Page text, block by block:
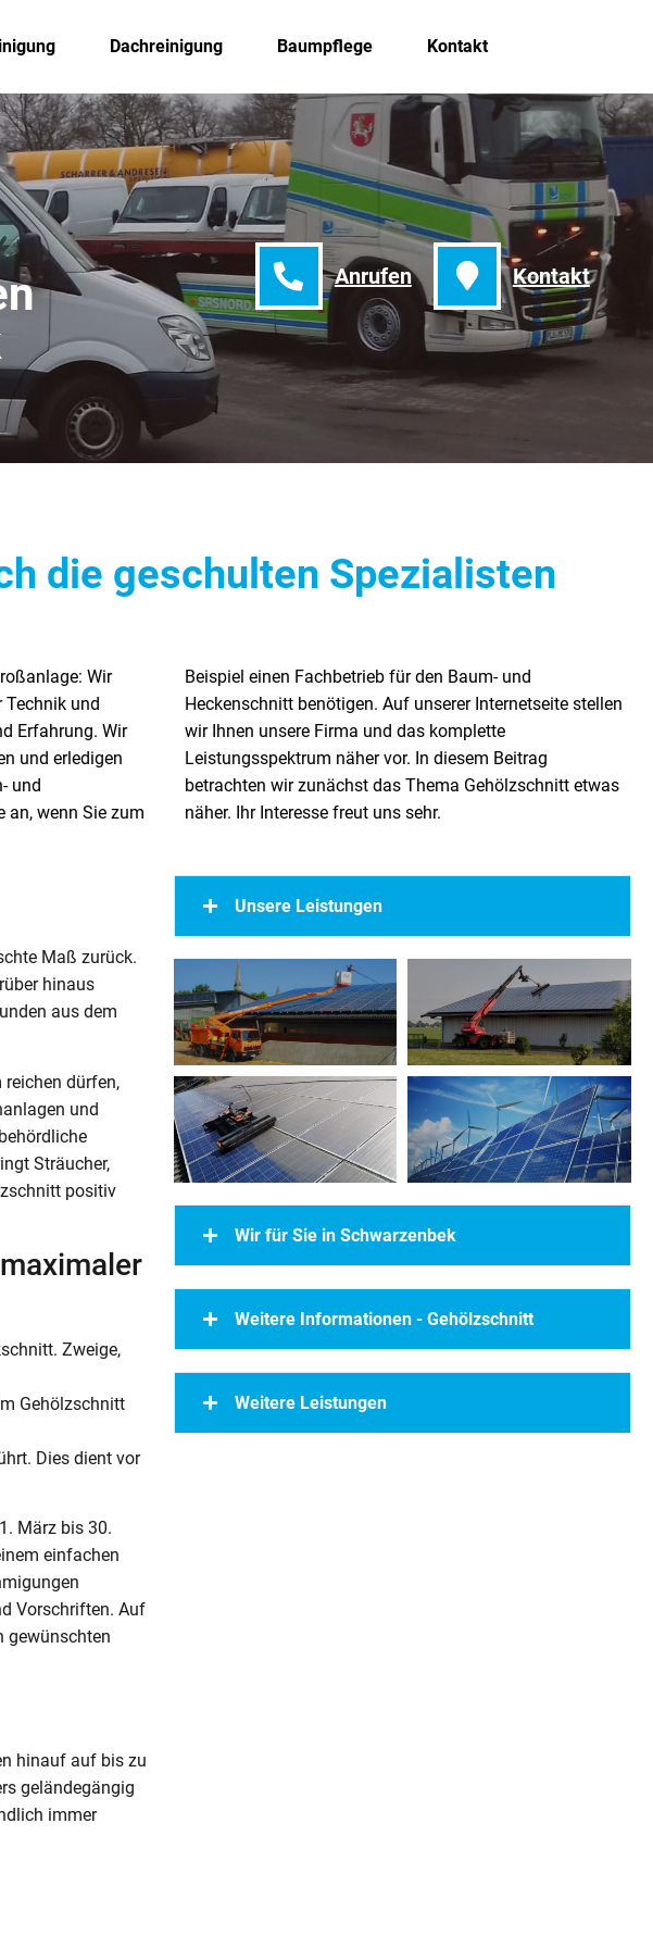
Dachreinigung Baumpflege Kontakt
Anrufen Kontakt
die geschulten Spezialisten
näher. Ihr Interesse freut uns sehr.
Maß zurück.
hinaus
aus dem
dürfen,
und
Sträucher,
positiv
Zweige,
Gehölzschnitt
Dies dient vor
März bis 30.
einfachen
Vorschriften. Auf
gewünschten
hinauf auf bis zu
geländegängig
immer
Unsere Leistungen
Wir für Sie in Schwarzenbek
Weitere Informationen - Gehölzschnitt
Weitere Leistungen